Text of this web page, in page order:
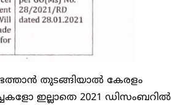
തുടങ്ങിയാൽ കേരളം
ഇല്ലാതെ 2021 ഡിസംബറിൽ